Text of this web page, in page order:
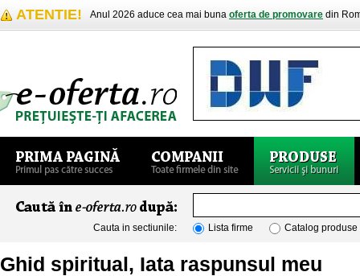
ATENTIE! Anul 2026 aduce cea mai buna oferta de promovare din
Cauta in sectiunile: Lista firme Catalog produse
Ghid spiritual, Iata raspunsul meu